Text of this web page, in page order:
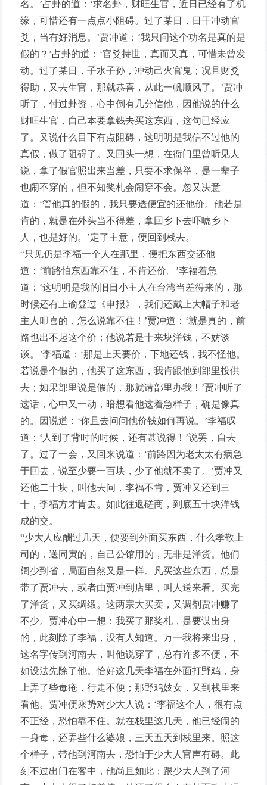
名。’占卦的道：‘求名卦，财旺生官，近日已经有了机
缘，可惜还有一点点小阻碍。过了某日，日干冲动官
爻，当有好消息。’贾冲道：‘我只问这个功名是真的是
假的？’占卦的道：‘官爻持世，真而又真，可惜未曾发
动。过了某日，子水子孙，冲动己火官鬼；况且财爻
得助，又去生官，那就恭喜，从此一帆顺风了。’贾冲
听了，付过卦资，心中倒有几分信他，因他说的什么
财旺生官，自己本要拿钱去买这东西，这句已经应
了。又说什么目下有点阻碍，这明明是我信不过他的
真假，做了阻碍了。又回头一想，在衙门里曾听见人
说，拿了假官照出来当差，只要不求保举，是一辈子
也闹不穿的，但不知奖札会闹穿不会。忽又决意
道：‘管他真的假的，我只要透便宜的还他价。他若是
肯的，就是在外头当不得差，拿回乡下去吓唬乡下
人，也是好的。’定了主意，便回到栈去。
“只见仍是李福一个人在那里，便把东西交还他
道：‘前路怕东西靠不住，不肯还价。’李福着急
道：‘这明明是我的旧日小主人在台湾当差得来的，那
时候还有上谕登过《申报》，我们还戴上大帽子和老
主人叩喜的，怎么说靠不住！’贾冲道：‘就是真的，前
路也出不起这个价；他说若是十来块洋钱，不妨谈
谈。’李福道：‘那是上天要价，下地还钱，我不怪他。
若说是个假的，他买了这东西，我肯跟他到部里投供
去；如果部里说是假的，那就请部里办我！’贾冲听了
这话，心中又一动，暗想看他这着急样子，确是像真
的。因说道：‘你且去问问他价钱如何再说。’李福叹
道：‘人到了背时的时候，还有甚说得！’说罢，自去
了。过了一会，又回来说道：‘前路因为老太太有病急
于回去，说至少要一百块，少了他就不卖了。’贾冲又
还他二十块，叫他去问，李福不肯，贾冲又还到三
十，李福方才肯去。如此往返磋商，到底五十块洋钱
成的交。
“少大人应酬过几天，便要到外面买东西，什么孝敬上
司的，送同寅的，自己公馆用的，无非是洋货。他们
阔少到省，局面自然又是一样。凡买这些东西，总是
带了贾冲去，或者由贾冲到店里，叫人送来看。买完
了洋货，又买绸缎。这两宗大买卖，又调剂贾冲赚了
不少。贾冲心中一想：我买了那奖札，是要谋出身
的，此刻除了李福，没有人知道。万一我将来出身，
这名字传到河南去，叫他说穿了，总有许多不便，不
如设法先除了他。恰好这几天李福在外面打野鸡，身
上弄了些毒疮，行走不便；那野鸡妓女，又到栈里来
看他。贾冲便乘势对少大人说：‘李福这个人，很有点
不正经，恐怕靠不住。就在栈里这几天，他已经闹的
一身毒，还弄些什么婆娘，三天五天到栈里来。照这
个样子，带他到河南去，恐怕于少大人官声有碍。此
刻不过出门在客中，他尚且如此；跟少大人到了河